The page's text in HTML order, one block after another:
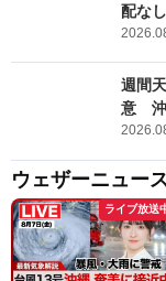
配なし
週間
意 沖
ウェザーニュー
ライブ放送